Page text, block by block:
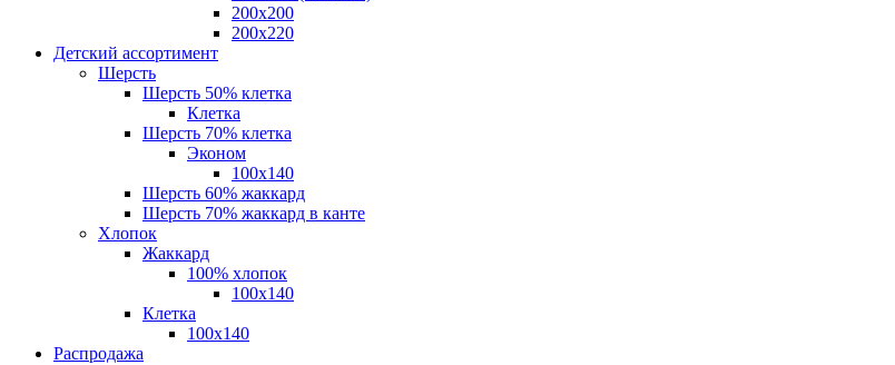
200х200
200х220
Детский ассортимент
Шерсть
Шерсть 50% клетка
Клетка
Шерсть 70% клетка
Эконом
100x140
Шерсть 60% жаккард
Шерсть 70% жаккард в канте
Хлопок
Жаккард
100% хлопок
100x140
Клетка
100х140
Распродажа